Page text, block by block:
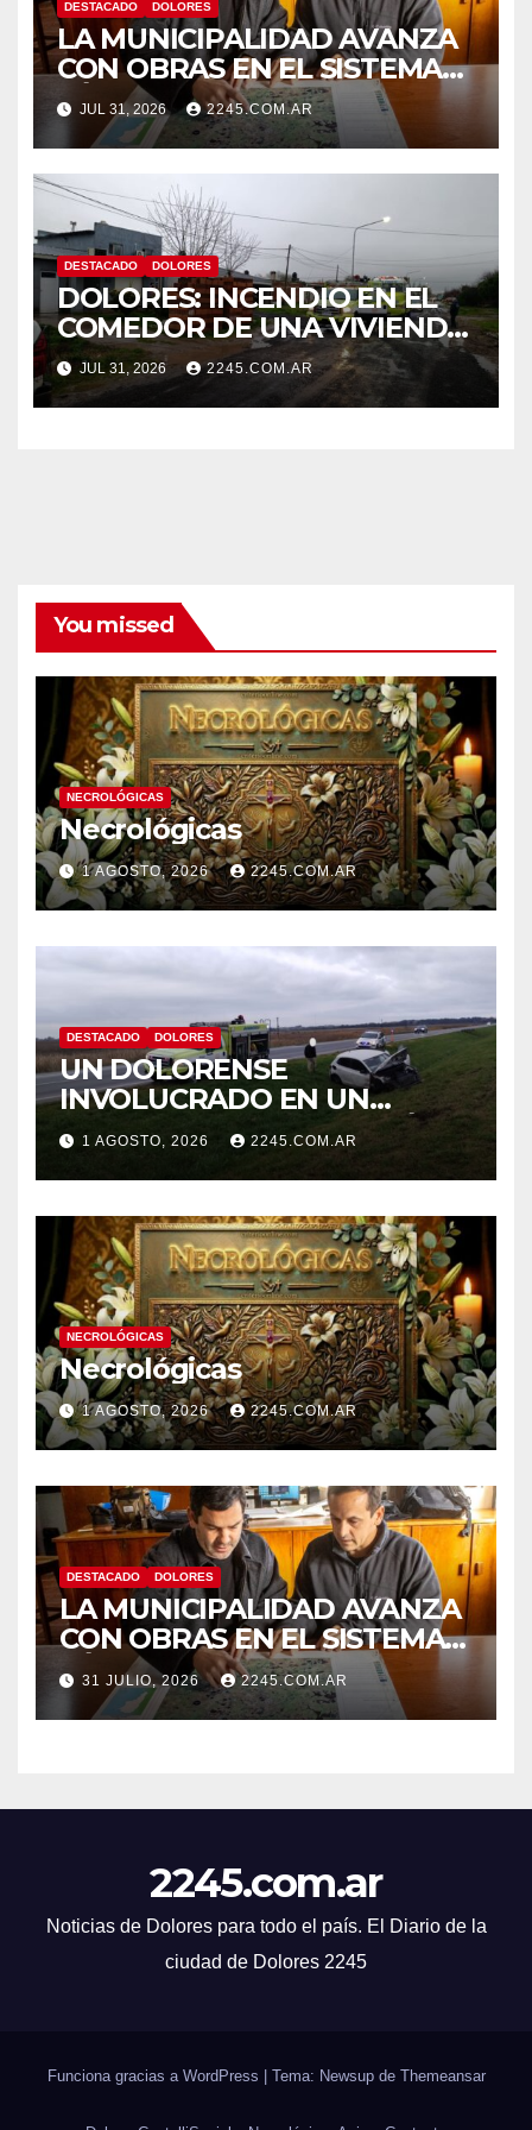
DESTACADO DOLORES
LA MUNICIPALIDAD AVANZA
CON OBRAS EN EL SISTEMA
HÍDRICO DE DOLORES
JUL 31, 2026 2245.COM.AR
DESTACADO DOLORES
DOLORES: INCENDIO EN EL
COMEDOR DE UNA VIVIENDA
FUE CONTROLADO POR
BOMBEROS
JUL 31, 2026 2245.COM.AR
You missed
NECROLÓGICAS
Necrológicas
1 AGOSTO, 2026 2245.COM.AR
DESTACADO DOLORES
UN DOLORENSE
INVOLUCRADO EN UN
SINIESTRO QUE TERMINÓ
CON DESPISTE Y VUELCO
1 AGOSTO, 2026 2245.COM.AR
NECROLÓGICAS
Necrológicas
1 AGOSTO, 2026 2245.COM.AR
DESTACADO DOLORES
LA MUNICIPALIDAD AVANZA
CON OBRAS EN EL SISTEMA
HÍDRICO DE DOLORES
31 JULIO, 2026 2245.COM.AR
2245.com.ar
Noticias de Dolores para todo el país. El Diario de la
ciudad de Dolores 2245
Funciona gracias a WordPress | Tema: Newsup de Themeansar